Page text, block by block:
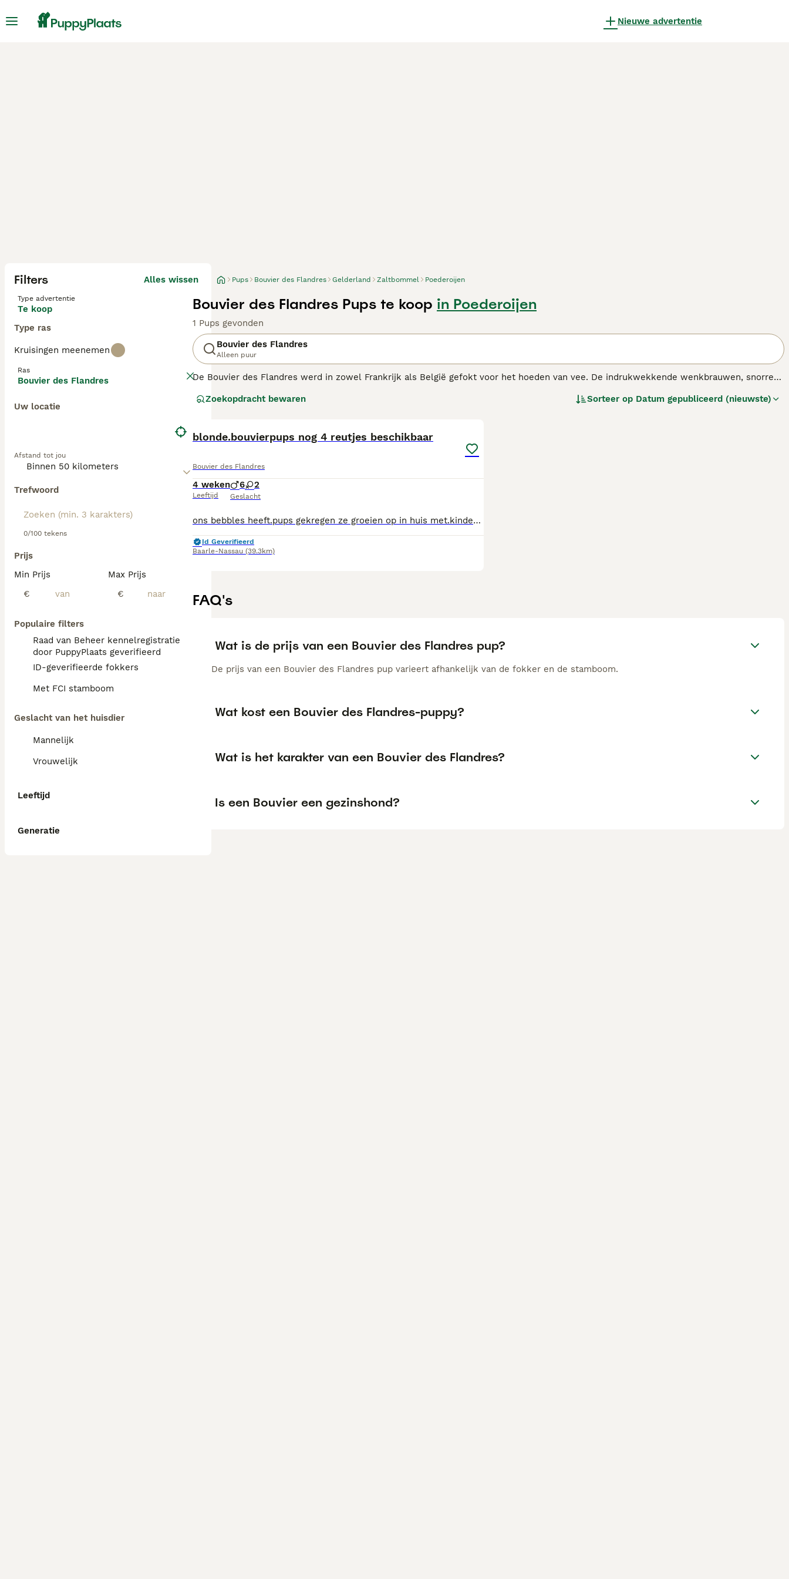
Nieuwe advertentie
Filters Alles wissen
Type advertentie
Te koop
Type ras
Kruisingen meenemen
Ras
Bouvier des Flandres
Uw locatie
Afstand tot jou
Trefwoord
0/100 tekens
Prijs
Min Prijs
€
Max Prijs
€
Populaire filters
Raad van Beheer kennelregistratie
door PuppyPlaats geverifieerd
ID-geverifieerde fokkers
Met FCI stamboom
Geslacht van het huisdier
Mannelijk
Vrouwelijk
Leeftijd
Generatie
Pups Bouvier des Flandres Gelderland Zaltbommel Poederoijen
Bouvier des Flandres Pups te koop in Poederoijen
1 Pups gevonden
Bouvier des Flandres
Alleen puur
De Bouvier des Flandres werd in zowel Frankrijk als België gefokt voor het hoeden van vee. De indrukwekkende wenkbrauwen, snorren
als vriendelijk en evenwichtig van karakter. Als zodanig zijn ze altijd erg populair geweest in Europa als gezelschaps- en gezinshonden.
Zoekopdracht bewaren Sorteer op Datum gepubliceerd (nieuwste)
blonde.bouvierpups nog 4 reutjes beschikbaar
Bouvier des Flandres
4 weken
Leeftijd
6 2
Geslacht
ons bebbles heeft.pups gekregen ze groeien op in huis met.kinderen en andere dieren en worden goed gesocialiseerd beide ouders aanwezig voor info neem contact.op
Id Geverifieerd
Baarle-Nassau (39.3km)
FAQ's
Wat is de prijs van een Bouvier des Flandres pup?
De prijs van een Bouvier des Flandres pup varieert afhankelijk van de fokker en de stamboom.
Wat kost een Bouvier des Flandres-puppy?
Wat is het karakter van een Bouvier des Flandres?
Is een Bouvier een gezinshond?